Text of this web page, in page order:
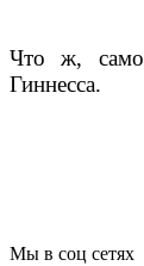
Что ж,
Гиннесса.
Мы в соц сетях